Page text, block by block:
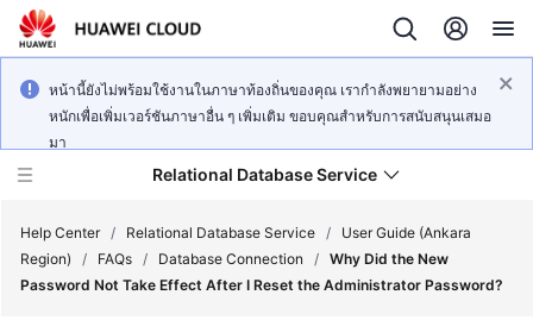
หน้านี้ยังไม่พร้อมใช้งานในภาษาท้องถิ่นของคุณ เรากำลังพยายามอย่าง
หนักเพื่อเพิ่มเวอร์ชันภาษาอื่น ๆ เพิ่มเติม ขอบคุณสำหรับการสนับสนุนเสมอ
มา
Relational Database Service
Help Center / Relational Database Service /
User Guide (Ankara
Region)
/ FAQs / Database Connection / Why Did the New
Password Not Take Effect After I Reset the Administrator Password?